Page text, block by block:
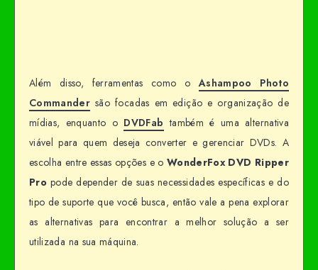
Além disso, ferramentas como oAshampoo Photo
Commander são focadas em edição e organização de
mídias, enquanto o DVDFab também é uma alternativa
viável para quem deseja converter e gerenciar DVDs. A
escolha entre essas opções e o WonderFox DVD Ripper
Pro pode depender de suas necessidades específicas e do
tipo de suporte que você busca, então vale a pena explorar
as alternativas para encontrar a melhor solução a ser
utilizada na sua máquina.